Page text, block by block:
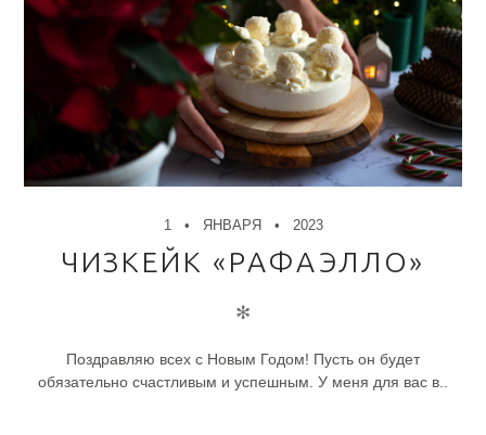
1 ЯНВАРЯ 2023
ЧИЗКЕЙК «РАФАЭЛЛО»
✻
Поздравляю всех с Новым Годом! Пусть он будет
обязательно счастливым и успешным. У меня для вас в..